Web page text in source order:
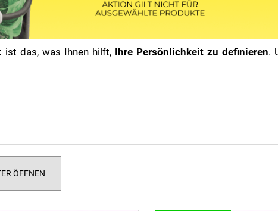
ist das, was Ihnen hilft, Ihre Persönlichkeit zu definieren.
ÖFFNEN